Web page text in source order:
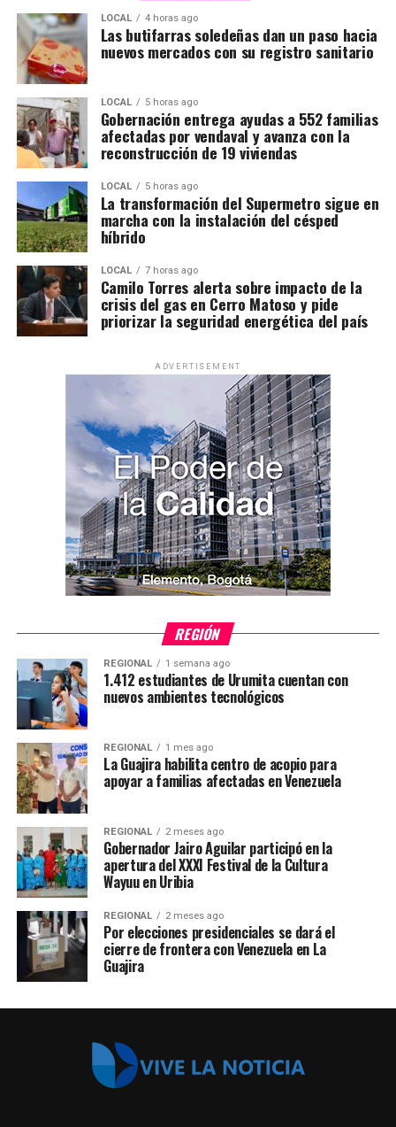
LOCAL 4 horas ago
Las butifarras soledeñas dan un paso hacia
nuevos mercados con su registro sanitario
LOCAL 5 horas ago
Gobernación entrega ayudas a 552 familias
afectadas por vendaval y avanza con la
reconstrucción de 19 viviendas
LOCAL 5 horas ago
La transformación del Supermetro sigue en
marcha con la instalación del césped
híbrido
LOCAL 7 horas ago
Camilo Torres alerta sobre impacto de la
crisis del gas en Cerro Matoso y pide
priorizar la seguridad energética del país
ADVERTISEMENT
REGIÓN
REGIONAL 1 semana ago
1.412 estudiantes de Urumita cuentan con
nuevos ambientes tecnológicos
REGIONAL 1 mes ago
La Guajira habilita centro de acopio para
apoyar a familias afectadas en Venezuela
REGIONAL 2 meses ago
Gobernador Jairo Aguilar participó en la
apertura del XXXI Festival de la Cultura
Wayuu en Uribia
REGIONAL 2 meses ago
Por elecciones presidenciales se dará el
cierre de frontera con Venezuela en La
Guajira